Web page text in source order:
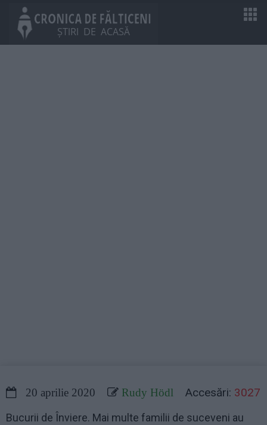
20 aprilie 2020 Rudy Hödl Accesări: 3027
Bucurii de Înviere. Mai multe familii de suceveni au